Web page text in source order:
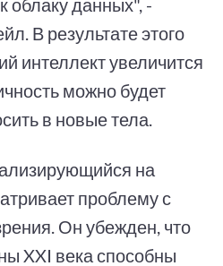
В результате этого
интеллект увеличится
можно будет
в новые тела.
на
проблему с
Он убежден, что
XXI века способны